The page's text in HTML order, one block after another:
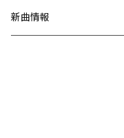
新曲情報